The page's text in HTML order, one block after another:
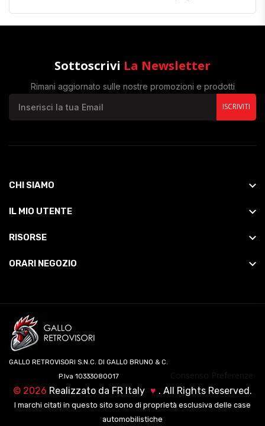
Sottoscrivi La Newsletter
Rimani aggiornato sulle nostre promozioni e prodotti
ISCRIVITI
CHI SIAMO
IL MIO UTENTE
RISORSE
ORARI NEGOZIO
GALLO RETROVISORI S.N.C. DI GALLO BRUNO & C.
P.Iva 10333080017
© 2026 Realizzato da FR Italy ♥ . All Rights Reserved.
I marchi citati in questo sito sono di proprietà esclusiva delle case
automobilistiche